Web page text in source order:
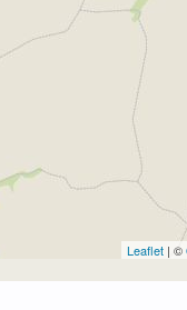
Leaflet | ©